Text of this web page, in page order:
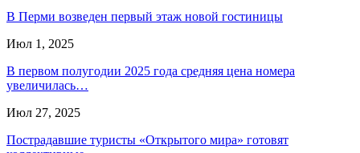
В Перми возведен первый этаж новой гостиницы
Июл 1, 2025
В первом полугодии 2025 года средняя цена номера
увеличилась…
Июл 27, 2025
Пострадавшие туристы «Открытого мира» готовят